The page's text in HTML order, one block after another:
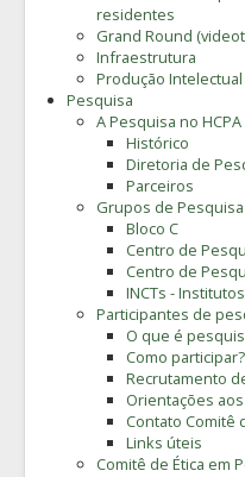
residentes
Grand Round
Infraestrutura
Produção Intelectual
Pesquisa
A Pesquisa no HCPA
Histórico
Diretoria de
Parceiros
Grupos de Pesquisa
Bloco C
Centro de
Centro de
INCTs -
Participantes de
O que é
Como participar?
Recrutamento
Orientações
Contato Comitê
Links úteis
Comitê de Ética em